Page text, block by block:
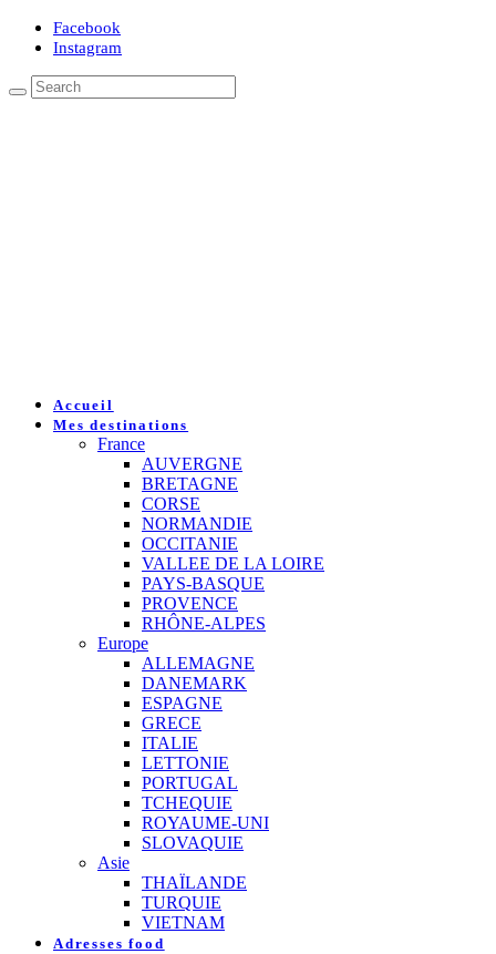
Facebook
Instagram
Accueil
Mes destinations
France
AUVERGNE
BRETAGNE
CORSE
NORMANDIE
OCCITANIE
VALLEE DE LA LOIRE
PAYS-BASQUE
PROVENCE
RHÔNE-ALPES
Europe
ALLEMAGNE
DANEMARK
ESPAGNE
GRECE
ITALIE
LETTONIE
PORTUGAL
TCHEQUIE
ROYAUME-UNI
SLOVAQUIE
Asie
THAÏLANDE
TURQUIE
VIETNAM
Adresses food